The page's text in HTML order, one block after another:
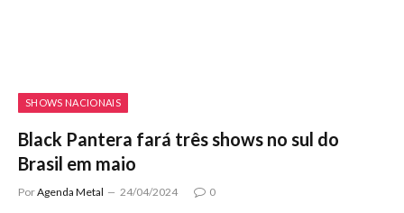
SHOWS NACIONAIS
Black Pantera fará três shows no sul do
Brasil em maio
PorAgenda Metal 24/04/2024 0